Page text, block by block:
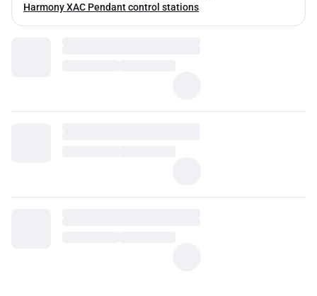
Harmony XAC Pendant control stations